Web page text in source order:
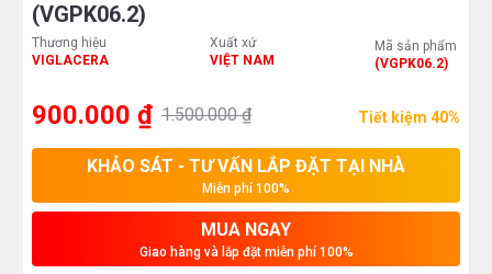
(VGPK06.2)
Thương hiệu
VIGLACERA
Xuất xứ
VIỆT NAM
Mã sản phẩm
(VGPK06.2)
900.000 ₫ 1.500.000 ₫ Tiết kiệm 40%
KHẢO SÁT - TƯ VẤN LẮP ĐẶT TẠI NHÀ
Miễn phí 100%
MUA NGAY
Giao hàng và lắp đặt miễn phí 100%